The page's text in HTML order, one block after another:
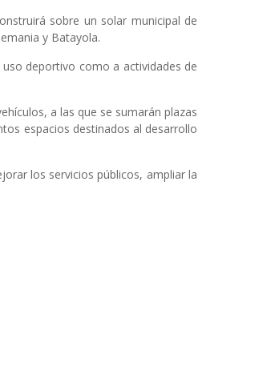
sobre un solar municipal de
y Batayola.
deportivo como a actividades de
a las que se sumarán plazas
espacios destinados al desarrollo
los servicios públicos, ampliar la